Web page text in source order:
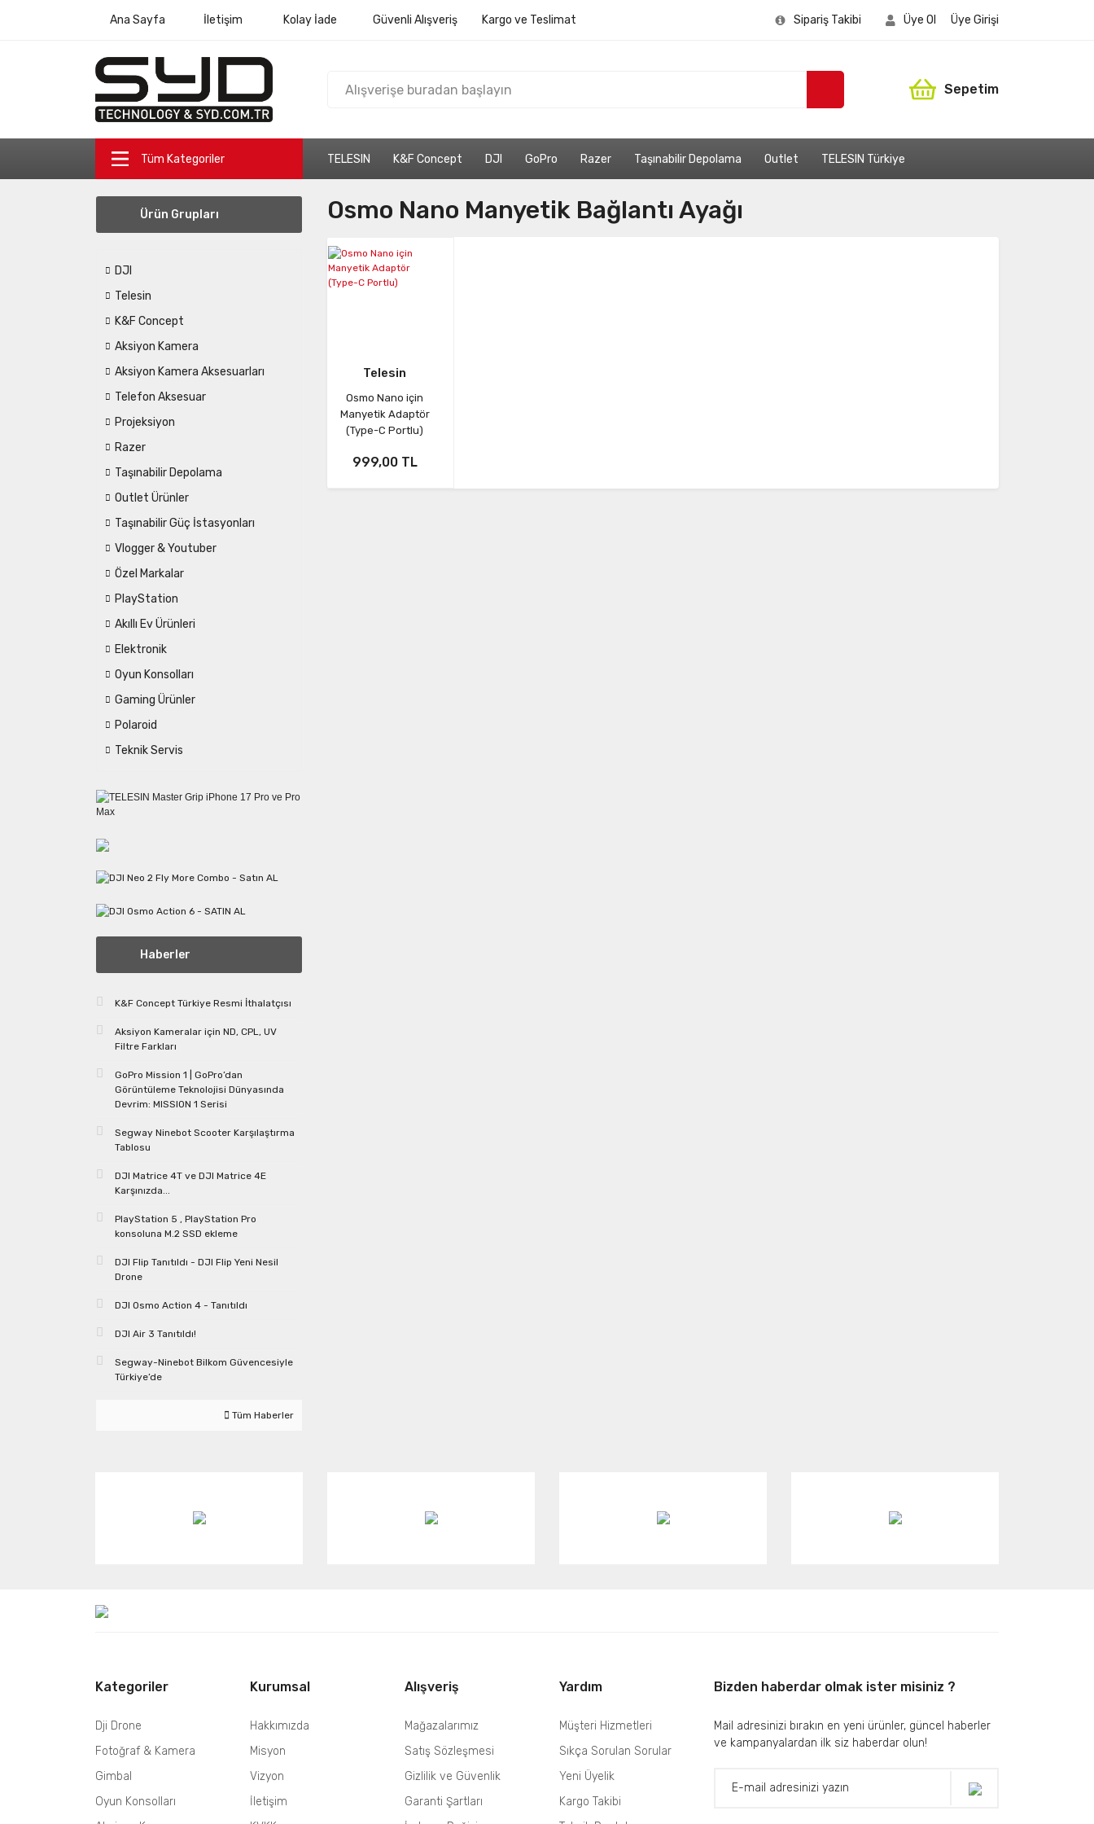
Ana Sayfa İletişim Kolay İade Güvenli Alışveriş Kargo ve Teslimat Sipariş Takibi Üye Ol Üye Girişi
Sepetim
Tüm Kategoriler TELESIN K&F Concept DJI GoPro Razer Taşınabilir Depolama Outlet TELESIN Türkiye
Ürün Grupları
DJI
Telesin
K&F Concept
Aksiyon Kamera
Aksiyon Kamera Aksesuarları
Telefon Aksesuar
Projeksiyon
Razer
Taşınabilir Depolama
Outlet Ürünler
Taşınabilir Güç İstasyonları
Vlogger & Youtuber
Özel Markalar
PlayStation
Akıllı Ev Ürünleri
Elektronik
Oyun Konsolları
Gaming Ürünler
Polaroid
Teknik Servis
Haberler
K&F Concept Türkiye Resmi İthalatçısı
Aksiyon Kameralar için ND, CPL, UV
Filtre Farkları
GoPro Mission 1 | GoPro’dan
Görüntüleme Teknolojisi Dünyasında
Devrim: MISSION 1 Serisi
Segway Ninebot Scooter Karşılaştırma
Tablosu
DJI Matrice 4T ve DJI Matrice 4E
Karşınızda...
PlayStation 5 , PlayStation Pro
konsoluna M.2 SSD ekleme
DJI Flip Tanıtıldı - DJI Flip Yeni Nesil
Drone
DJI Osmo Action 4 - Tanıtıldı
DJI Air 3 Tanıtıldı!
Segway-Ninebot Bilkom Güvencesiyle
Türkiye’de
Tüm Haberler
Osmo Nano Manyetik Bağlantı Ayağı
Telesin
Osmo Nano için
Manyetik Adaptör
(Type-C Portlu)
999,00 TL
Kategoriler
Dji Drone
Fotoğraf & Kamera
Gimbal
Oyun Konsolları
Kurumsal
Hakkımızda
Misyon
Vizyon
İletişim
Alışveriş
Mağazalarımız
Satış Sözleşmesi
Gizlilik ve Güvenlik
Garanti Şartları
Yardım
Müşteri Hizmetleri
Sıkça Sorulan Sorular
Yeni Üyelik
Kargo Takibi
Bizden haberdar olmak ister misiniz ?
Mail adresinizi bırakın en yeni ürünler, güncel haberler
ve kampanyalardan ilk siz haberdar olun!